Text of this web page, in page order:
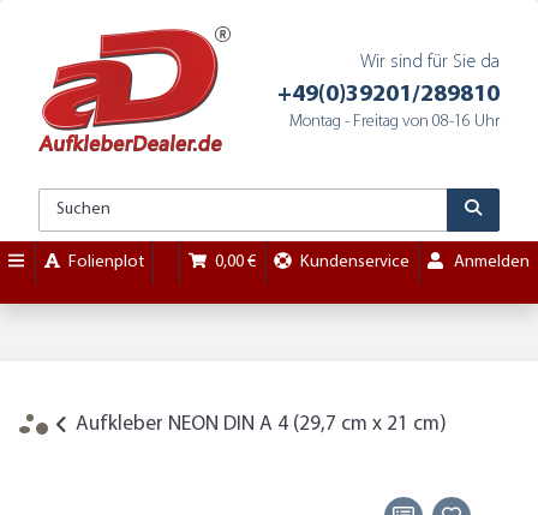
Wir sind für Sie da
+49(0)39201/289810
Montag - Freitag von 08-16 Uhr
Folienplot 0,00 € Kundenservice Anmelden
Aufkleber NEON DIN A 4 (29,7 cm x 21 cm)